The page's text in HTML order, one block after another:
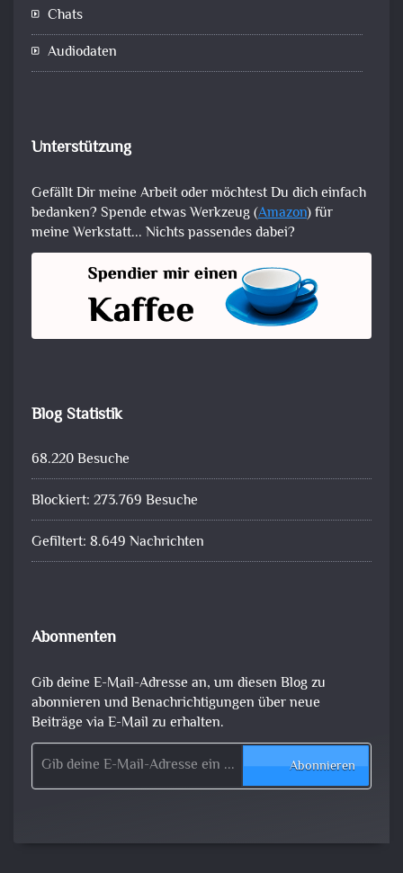
Chats
Audiodaten
Unterstützung
Gefällt Dir meine Arbeit oder möchtest Du dich einfach
bedanken? Spende etwas Werkzeug (Amazon) für
meine Werkstatt... Nichts passendes dabei?
Blog Statistik
68.220 Besuche
Blockiert: 273.769 Besuche
Gefiltert: 8.649 Nachrichten
Abonnenten
Gib deine E-Mail-Adresse an, um diesen Blog zu
abonnieren und Benachrichtigungen über neue
Beiträge via E-Mail zu erhalten.
Gib deine E-Mail-Adresse ein ...
Abonnieren